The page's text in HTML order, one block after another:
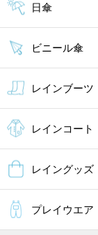
日傘
ビニール傘
レインブーツ
レインコート
レイングッズ
プレイウエア